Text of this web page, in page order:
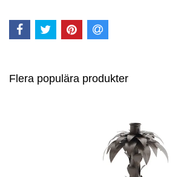
Flera populära produkter